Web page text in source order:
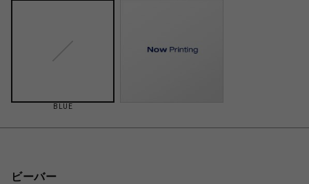
BLUE
ビーバー